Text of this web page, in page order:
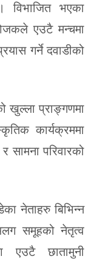
विभाजित भएका
एउटै मन्चमा
गर्ने दवाडीको
खुल्ला प्राङ्गणमा
कार्यक्रममा
परिवारको
नेताहरु बिभिन्न
समूहको नेतृत्व
एउटै छातामुनी